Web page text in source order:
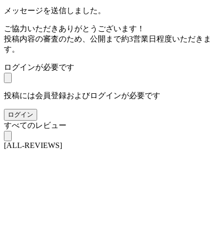
メッセージを送信しました。
ご協力いただきありがとうございます！
投稿内容の審査のため、公開まで約3営業日程度いただきま
す。
ログインが必要です
投稿には会員登録およびログインが必要です
ログイン
すべてのレビュー
[ALL-REVIEWS]